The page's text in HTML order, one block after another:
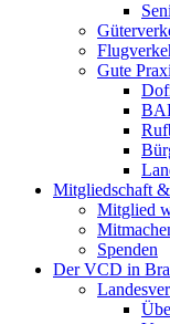
Gute
Mitgliedschaft
Mitglied
Spenden
Der VCD in